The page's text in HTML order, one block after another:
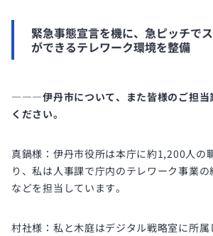
緊急事態宣言を機に、急ピッチで
ができるテレワーク環境を整備
―――伊丹市について、また皆様のご担当
ください。
真鍋様：伊丹市役所は本庁に約1,200人の
り、私は人事課で庁内のテレワーク事業
などを担当しています。
村社様：私と木庭はデジタル戦略室に所